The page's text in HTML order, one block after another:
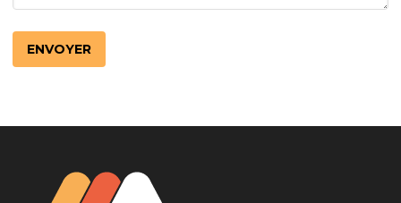
LotoMart
Бай Лото
escort barcelone
https://intimaties.net/es/category/woman-used-
used-panties-es/
eros houston
albanianescort